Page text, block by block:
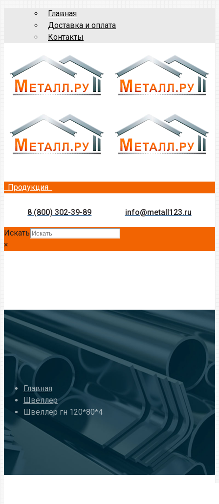
Главная
Доставка и оплата
Контакты
Продукция
8 (800) 302-39-89 info@metall123.ru
Искать
×
Главная
Швеллер
Швеллер гн 120*80*4